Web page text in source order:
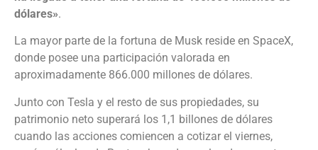
dólares».
La mayor parte de la fortuna de Musk reside en SpaceX,
donde posee una participación valorada en
aproximadamente 866.000 millones de dólares.
Junto con Tesla y el resto de sus propiedades, su
patrimonio neto superará los 1,1 billones de dólares
cuando las acciones comiencen a cotizar el viernes,